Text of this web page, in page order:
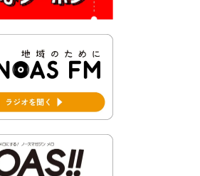
31日 第６次豊前市
期基本計画策定業
ます！
30日 豊前市立豊前